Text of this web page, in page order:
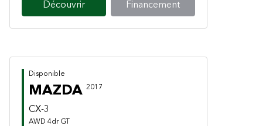
Découvrir Financement
Disponible
MAZDA 2017
CX-3
AWD 4dr GT